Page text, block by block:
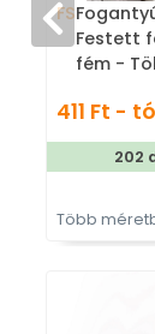
FS
Festett
fém -
411 Ft -
202
Több